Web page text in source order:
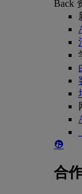
Back
合